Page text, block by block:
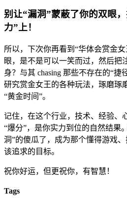
别让“漏洞”蒙蔽了你的双眼
力”上！
所以，下次你再看到“华体会赏金
眼，是不是可以一笑而过，然后把
身？与其 chasing 那些不存在的“捷
研究赏金女王的各种玩法，琢磨琢
“黄金时间”。
记住，在这个行业，技术、经验、
“爆分”，是你实力到位的自然结果
洞”的傻瓜了，成为那个懂得游戏
该追求的目标。
祝你好运，但更祝你，有智慧！
Tags